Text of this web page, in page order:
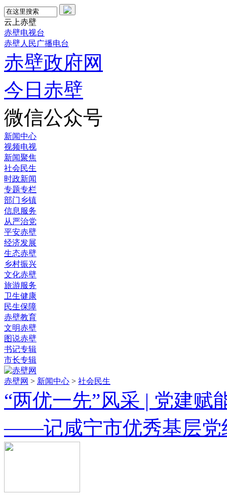
云上赤壁
赤壁电视台
赤壁人民广播电台
赤壁政府网
今日赤壁
微信公众号
新闻中心
视频电视
新闻聚焦
社会民生
时政新闻
专题专栏
部门乡镇
信息服务
从严治党
平安赤壁
经济发展
生态赤壁
乡村振兴
文化赤壁
旅游服务
卫生健康
民生保障
赤壁教育
文明赤壁
图说赤壁
书记专辑
市长专辑
赤壁网 > 新闻中心 > 社会民生
“两优一先”风采 | 党建赋
——记咸宁市优秀基层党